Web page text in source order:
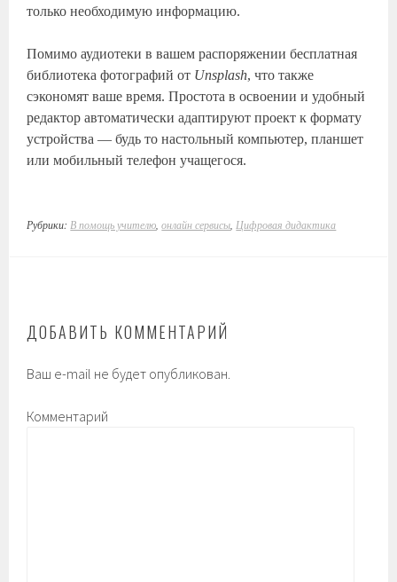
только необходимую информацию.
Помимо аудиотеки в вашем распоряжении бесплатная
библиотека фотографий от Unsplash, что также
сэкономят ваше время. Простота в освоении и удобный
редактор автоматически адаптируют проект к формату
устройства — будь то настольный компьютер, планшет
или мобильный телефон учащегося.
Рубрики: В помощь учителю ,онлайн сервисы Цифровая дидактика
ДОБАВИТЬ КОММЕНТАРИЙ
Ваш e-mail не будет опубликован.
Комментарий